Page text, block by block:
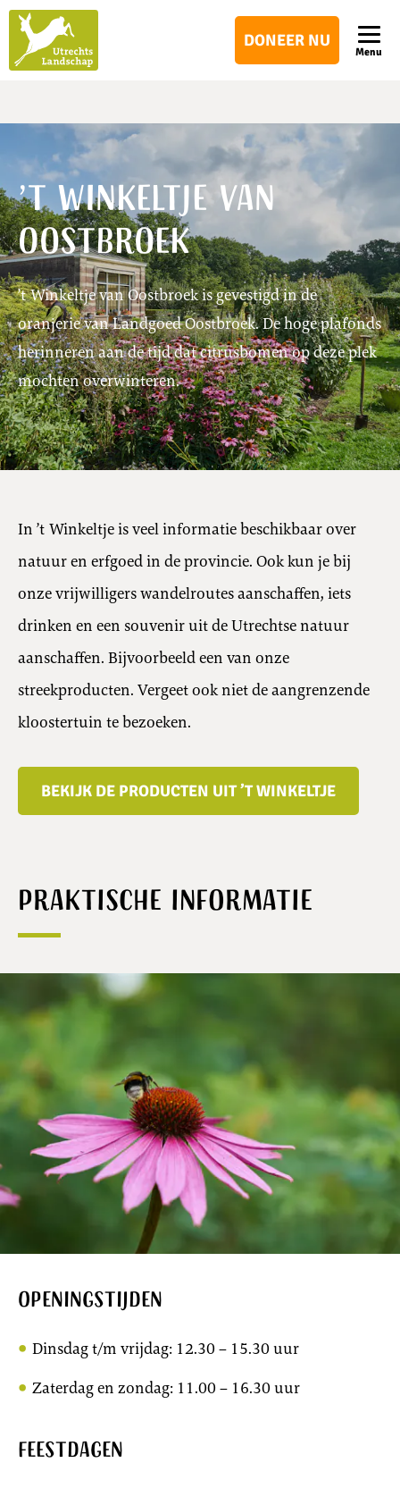
DONEER NU
Menu
’t Winkeltje van
Oostbroek
’t Winkeltje van Oostbroek is gevestigd in de
oranjerie van Landgoed Oostbroek. De hoge plafonds
herinneren aan de tijd dat citrusbomen op deze plek
mochten overwinteren.
In ’t Winkeltje is veel informatie beschikbaar over
natuur en erfgoed in de provincie. Ook kun je bij
onze vrijwilligers wandelroutes aanschaffen, iets
drinken en een souvenir uit de Utrechtse natuur
aanschaffen. Bijvoorbeeld een van onze
streekproducten. Vergeet ook niet de aangrenzende
kloostertuin te bezoeken.
BEKIJK DE PRODUCTEN UIT ’T WINKELTJE
Praktische informatie
Openingstijden
Dinsdag t/m vrijdag: 12.30 – 15.30 uur
Zaterdag en zondag: 11.00 – 16.30 uur
Feestdagen